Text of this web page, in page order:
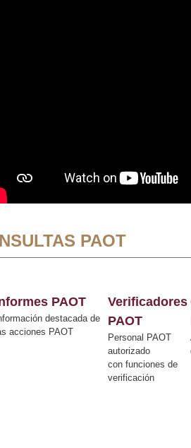
PAOT
PAOT
destacada de
acciones PAOT
Verificadores
PAOT
Personal PAOT
autorizado
con funciones de
verificación